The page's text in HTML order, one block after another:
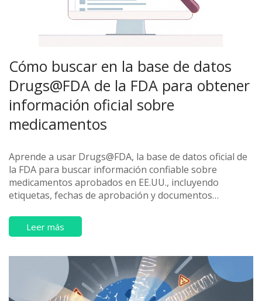
Cómo buscar en la base de datos
Drugs@FDA de la FDA para obtener
información oficial sobre
medicamentos
Aprende a usar Drugs@FDA, la base de datos oficial de
la FDA para buscar información confiable sobre
medicamentos aprobados en EE.UU., incluyendo
etiquetas, fechas de aprobación y documentos
Leer más